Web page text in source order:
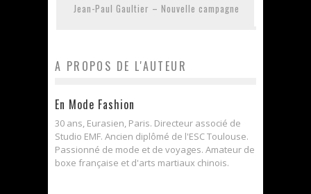
Jean-Paul Gaultier – Nouvelle campagne
A PROPOS DE L'AUTEUR
En Mode Fashion
30 ans, Eurasien, Paris. Directeur associé de
Studio EMF. Ancien diplômé de l'ESC Toulouse.
Passionné de mode et de voyages. Amateur de
boxe française et d'arts martiaux chinois.